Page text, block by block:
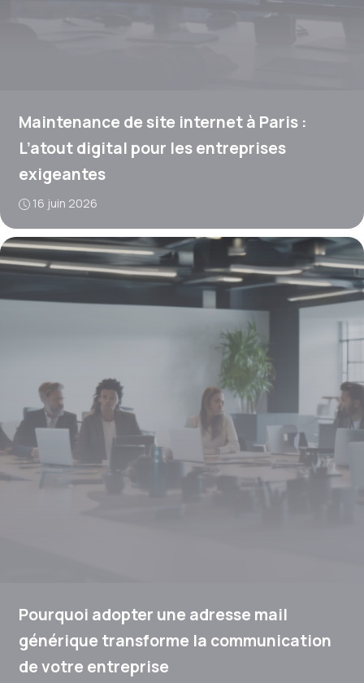
Maintenance de site internet à Paris :
L’atout digital pour les entreprises
exigeantes
16 juin 2026
Pourquoi adopter une adresse mail
générique transforme la communication
de votre entreprise